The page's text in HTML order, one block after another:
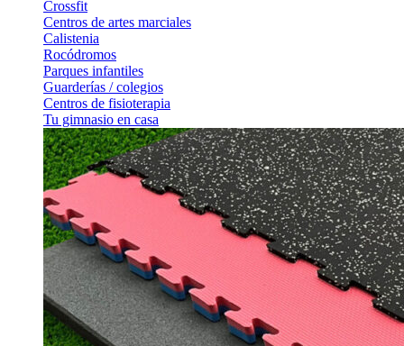
Crossfit
Centros de artes marciales
Calistenia
Rocódromos
Parques infantiles
Guarderías / colegios
Centros de fisioterapia
Tu gimnasio en casa